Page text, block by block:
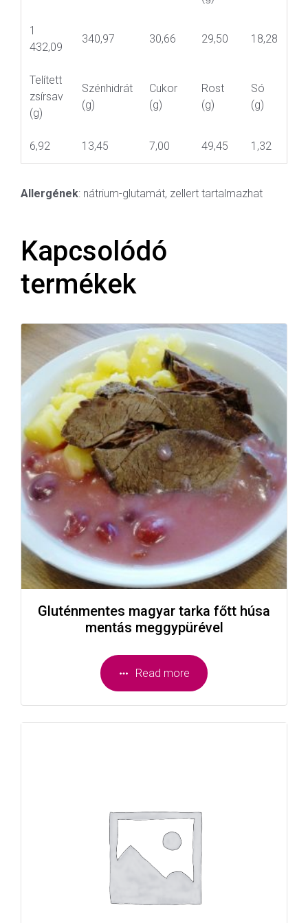
1
432,09
340,97 30,66 29,50 18,28
Telített
zsírsav
(g)
Szénhidrát
(g)
Cukor
(g)
Rost
(g)
Só
(g)
6,92 13,45 7,00 49,45 1,32
Allergének: nátrium-glutamát, zellert tartalmazhat
Kapcsolódó
termékek
Gluténmentes magyar tarka főtt húsa
mentás meggypürével
Read more